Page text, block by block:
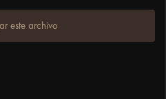
este archivo